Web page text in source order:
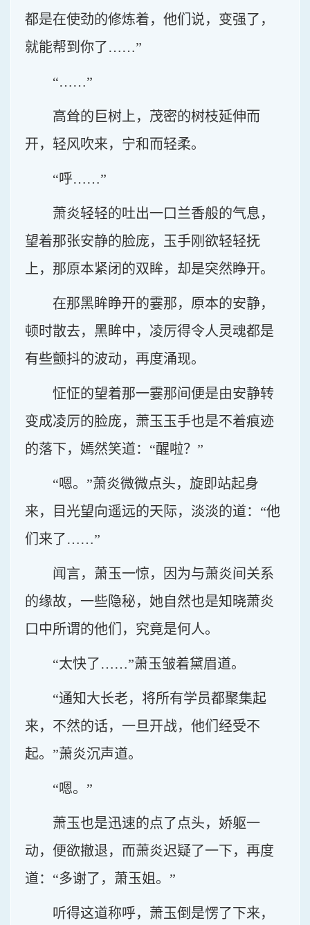
都是在使劲的修炼着，他们说，变强了，
就能帮到你了……”
“……”
高耸的巨树上，茂密的树枝延伸而
开，轻风吹来，宁和而轻柔。
“呼……”
萧炎轻轻的吐出一口兰香般的气息，
望着那张安静的脸庞，玉手刚欲轻轻抚
上，那原本紧闭的双眸，却是突然睁开。
在那黑眸睁开的霎那，原本的安静，
顿时散去，黑眸中，凌厉得令人灵魂都是
有些颤抖的波动，再度涌现。
怔怔的望着那一霎那间便是由安静转
变成凌厉的脸庞，萧玉玉手也是不着痕迹
的落下，嫣然笑道：“醒啦？”
“嗯。”萧炎微微点头，旋即站起身
来，目光望向遥远的天际，淡淡的道：“他
们来了……”
闻言，萧玉一惊，因为与萧炎间关系
的缘故，一些隐秘，她自然也是知晓萧炎
口中所谓的他们，究竟是何人。
“太快了……”萧玉皱着黛眉道。
“通知大长老，将所有学员都聚集起
来，不然的话，一旦开战，他们经受不
起。”萧炎沉声道。
“嗯。”
萧玉也是迅速的点了点头，娇躯一
动，便欲撤退，而萧炎迟疑了一下，再度
道：“多谢了，萧玉姐。”
听得这道称呼，萧玉倒是愣了下来，